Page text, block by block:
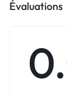
Évaluations